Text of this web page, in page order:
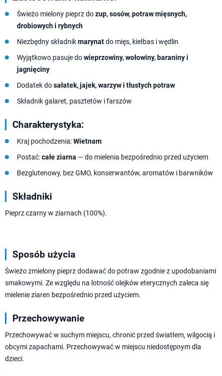
Świeżo mielony pieprz dozup, sosów, potraw mięsnych,
drobiowych i rybnych
Niezbędny składnikmarynatdo mięs, kiełbas i wędlin
Wyjątkowo pasuje dowieprzowiny, wołowiny, baraniny i
jagnięciny
Dodatek dosałatek, jajek, warzyw i tłustych potraw
Składnik galaret, pasztetów i farszów
Charakterystyka:
Kraj pochodzenia:Wietnam
Postać:całe ziarna — do mielenia bezpośrednio przed użyciem
Bezglutenowy, bez GMO, konserwantów, aromatów i barwników
Składniki
Pieprz czarny w ziarnach (100%).
Sposób użycia
Świeżo zmielony pieprz dodawać do potraw zgodnie z upodobaniami
smakowymi. Ze względu na lotność olejków eterycznych zaleca się
mielenie ziaren bezpośrednio przed użyciem.
Przechowywanie
Przechowywać w suchym miejscu, chronić przed światłem, wilgocią i
obcymi zapachami. Przechowywać w miejscu niedostępnym dla
dzieci.